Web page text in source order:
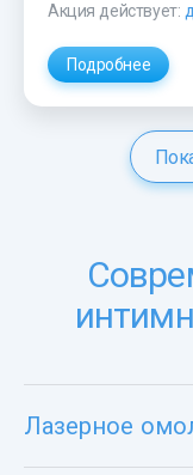
Акция действует:
Подробнее
Лазерное